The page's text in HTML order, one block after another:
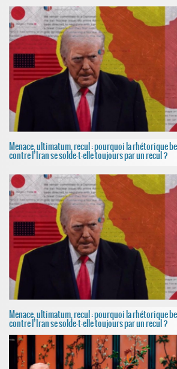
Menace, ultimatum, recul : pourquoi la rhétorique
contre l’Iran se solde-t-elle toujours par un recul ?
Menace, ultimatum, recul : pourquoi la rhétorique
contre l’Iran se solde-t-elle toujours par un recul ?